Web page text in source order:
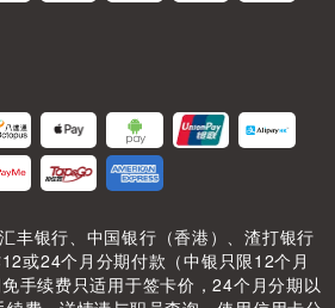
丰银行、中国银行（香港）、渣打银行
或24个月分期付款（中银只限12个月
手续费只适用于签卡价，24个月分期以